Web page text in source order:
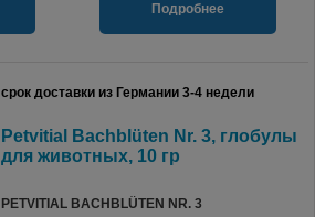
Подробнее
срок доставки из Германии 3-4 недели
Petvitial Bachblüten Nr. 3, глобулы
для животных, 10 гр
PETVITIAL BACHBLÜTEN NR. 3